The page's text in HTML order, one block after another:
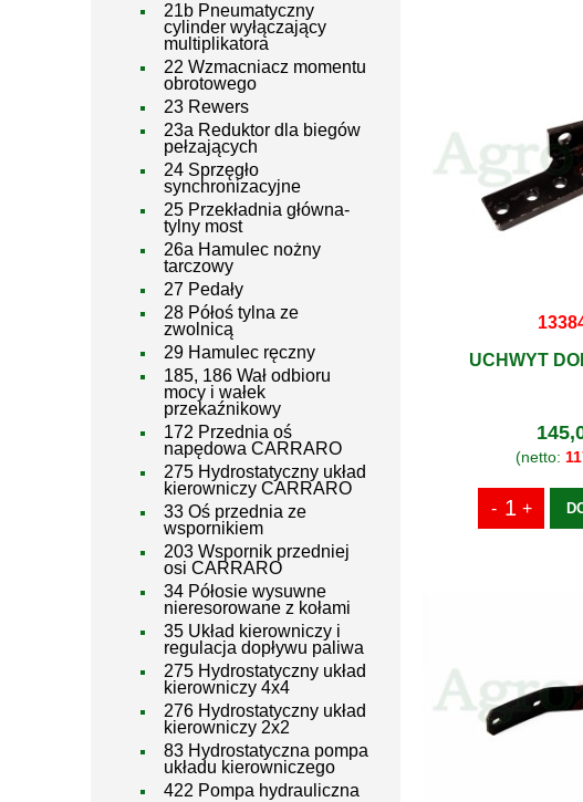
21b Pneumatyczny
cylinder wyłączający
multiplikatora
22 Wzmacniacz momentu
obrotowego
23 Rewers
23a Reduktor dla biegów
pełzających
24 Sprzęgło
synchronizacyjne
25 Przekładnia główna-
tylny most
26a Hamulec nożny
tarczowy
27 Pedały
28 Półoś tylna ze
zwolnicą
29 Hamulec ręczny
185, 186 Wał odbioru
mocy i wałek
przekaźnikowy
172 Przednia oś
napędowa CARRARO
275 Hydrostatyczny układ
kierowniczy CARRARO
33 Oś przednia ze
wspornikiem
203 Wspornik przedniej
osi CARRARO
34 Półosie wysuwne
nieresorowane z kołami
35 Układ kierowniczy i
regulacja dopływu paliwa
275 Hydrostatyczny układ
kierowniczy 4x4
276 Hydrostatyczny układ
kierowniczy 2x2
83 Hydrostatyczna pompa
układu kierowniczego
422 Pompa hydrauliczna
UCHWYT
(netto: